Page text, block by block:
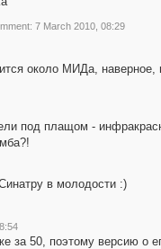
7 March 2010, 08:29
около МИДа, наверное,
под плащом -
в молодости :)
за 50, поэтому версию о